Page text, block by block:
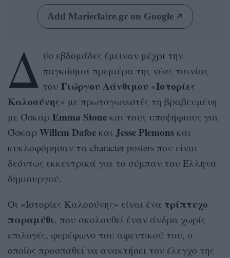
Add Marieclaire.gr on Google
Δ ύο εβδομάδες έμειναν μέχρι την
παγκόσμια πρεμιέρα της νέας ταινίας
του Γιώργου Λάνθιμου «Ιστορίες
Καλοσύνης» με πρωταγωνιστές τη βραβευμένη
με Όσκαρ Emma Stone και τους υποψήφιους για
Όσκαρ Willem Dafoe και Jesse Plemons και
κυκλοφόρησαν τα character posters που είναι
δεόντως εκκεντρικά για το σύμπαν του Έλληνα
δημιουργού.
Οι «Ιστορίες Καλοσύνης» είναι ένα τρίπτυχο
παραμύθι, που ακολουθεί έναν άνδρα χωρίς
επιλογές, φερέφωνο του αφεντικού του, ο
οποίος προσπαθεί να ανακτήσει τον έλεγχο της